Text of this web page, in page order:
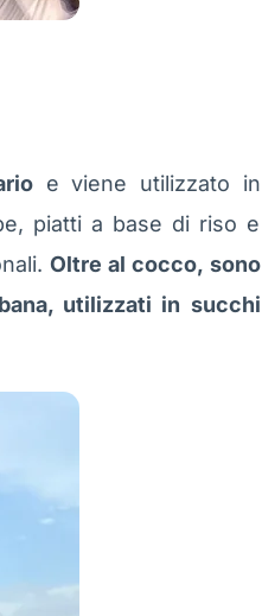
e viene utilizzato in
piatti a base di riso e
Oltre al cocco, sono
utilizzati in succhi